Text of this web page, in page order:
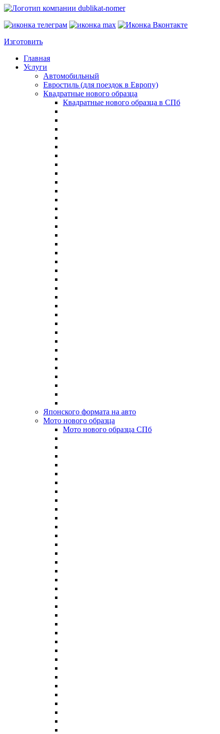
Изготовить
Главная
Услуги
Автомобильный
Евростиль (для поездок в Европу)
Квадратные нового образца
Квадратные нового образца в СПб
Японского формата на авто
Мото нового образца
Мото нового образца СПб